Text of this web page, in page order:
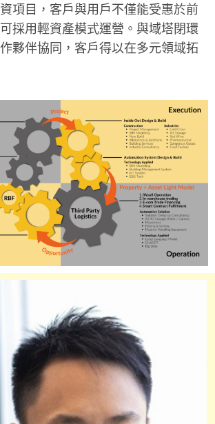
項目，客戶與用戶不僅能受惠於前
採用輕資產模式運營。與域塔閉環
夥伴協同，客戶得以在多元領域拓